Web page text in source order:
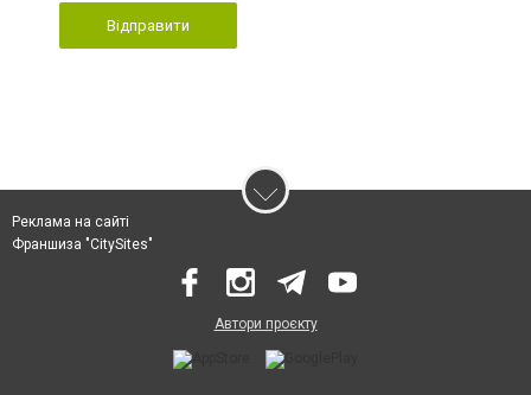
Відправити
Реклама на сайті
Франшиза "CitySites"
Автори проєкту